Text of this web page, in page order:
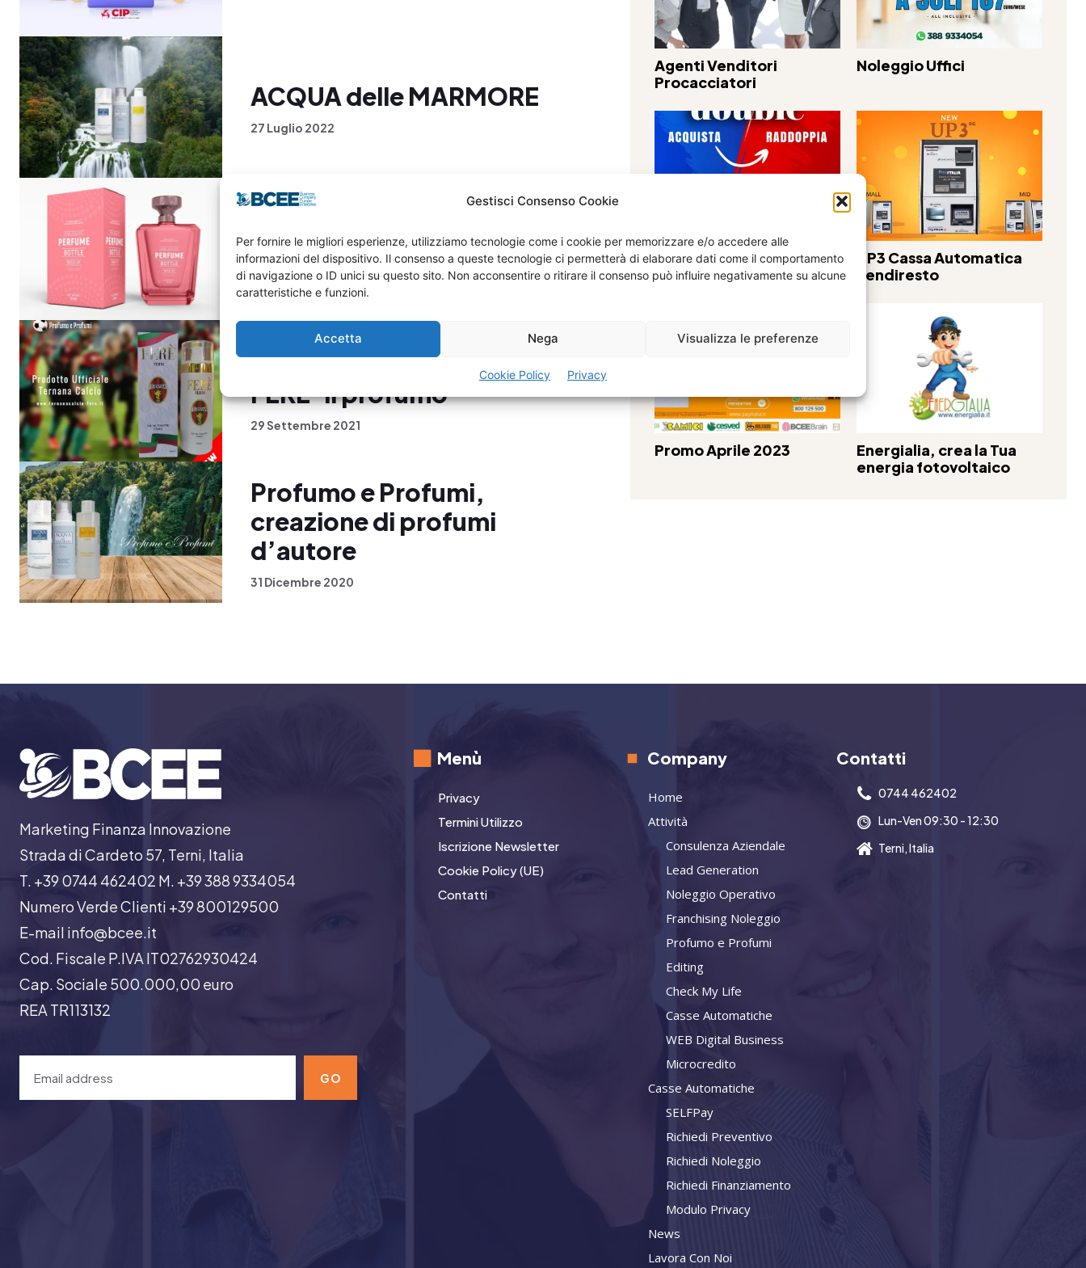
Gestisci Consenso Cookie
Per fornire le migliori esperienze, utilizziamo tecnologie come i cookie per memorizzare e/o accedere alle
informazioni del dispositivo. Il consenso a queste tecnologie ci permetterà di elaborare dati come il comportamento
di navigazione o ID unici su questo sito. Non acconsentire o ritirare il consenso può influire negativamente su alcune
caratteristiche e funzioni.
Accetta Nega Visualizza le preferenze
Cookie Policy Privacy
ACQUA delle MARMORE
27 Luglio 2022
cultura e il sociale
1 Gennaio 2022
Ternana Calcio S.p.A. –
FERE’ il profumo
29 Settembre 2021
Profumo e Profumi,
creazione di profumi
d’autore
31 Dicembre 2020
Agenti Venditori
Procacciatori
Noleggio Uffici
Double Promo
UP3 Cassa Automatica
Rendiresto
Promo Aprile 2023
Energialia, crea la Tua
energia fotovoltaico
Marketing Finanza Innovazione
Strada di Cardeto 57, Terni, Italia
T. +39 0744 462402 M. +39 388 9334054
Numero Verde Clienti +39 800129500
E-mail info@bcee.it
Cod. Fiscale P.IVA IT02762930424
Cap. Sociale 500.000,00 euro
REA TR113132
GO
Menù
Privacy
Termini Utilizzo
Iscrizione Newsletter
Cookie Policy (UE)
Contatti
Company
Home
Attività
Consulenza Aziendale
Lead Generation
Noleggio Operativo
Franchising Noleggio
Profumo e Profumi
Editing
Check My Life
Casse Automatiche
WEB Digital Business
Microcredito
Casse Automatiche
SELFPay
Richiedi Preventivo
Richiedi Noleggio
Richiedi Finanziamento
Modulo Privacy
News
Lavora Con Noi
Contatti
0744 462402
Lun-Ven 09:30 - 12:30
Terni, Italia